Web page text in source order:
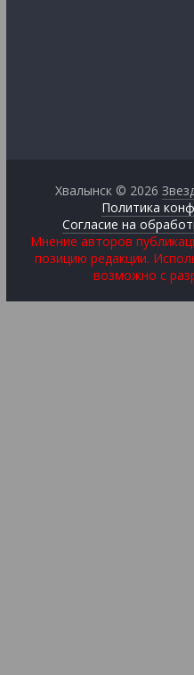
Хвалынск © 2026
Политика
Согласие на
Мнение авторов
позицию редакции.
возможно с